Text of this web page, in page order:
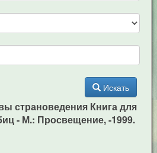
Искать
страноведения Книга для
- М.: Просвещение, -1999.